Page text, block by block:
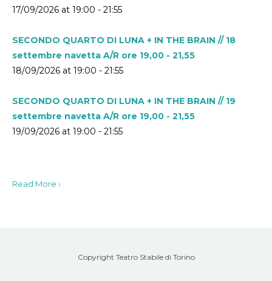
17/09/2026 at 19:00 - 21:55
SECONDO QUARTO DI LUNA + IN THE BRAIN // 18
settembre navetta A/R ore 19,00 - 21,55
18/09/2026 at 19:00 - 21:55
SECONDO QUARTO DI LUNA + IN THE BRAIN // 19
settembre navetta A/R ore 19,00 - 21,55
19/09/2026 at 19:00 - 21:55
Read More ›
Copyright Teatro Stabile di Torino